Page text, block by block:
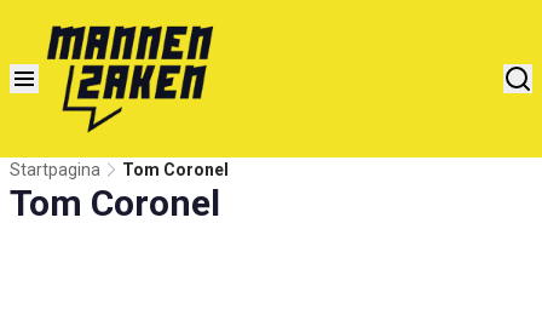
Startpagina Tom Coronel
Tom Coronel